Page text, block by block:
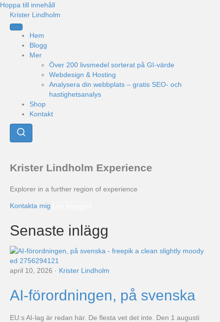
Hoppa till innehåll
Krister Lindholm
Hem
Blogg
Mer
Över 200 livsmedel sorterat på GI-värde
Webdesign & Hosting
Analysera din webbplats – gratis SEO- och
hastighetsanalys
Shop
Kontakt
Krister Lindholm Experience
Explorer in a further region of experience
Kontakta mig
Senaste inlägg
april 10, 2026 · Krister Lindholm
AI-förordningen, på svenska
EU:s AI-lag är redan här. De flesta vet det inte. Den 1 augusti